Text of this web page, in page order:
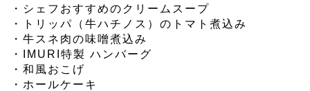
・シェフおすすめのクリームスープ
・トリッパ（牛ハチノス）のトマト煮込み
・牛スネ肉の味噌煮込み
・IMURI特製 ハンバーグ
・和風おこげ
・ホールケーキ